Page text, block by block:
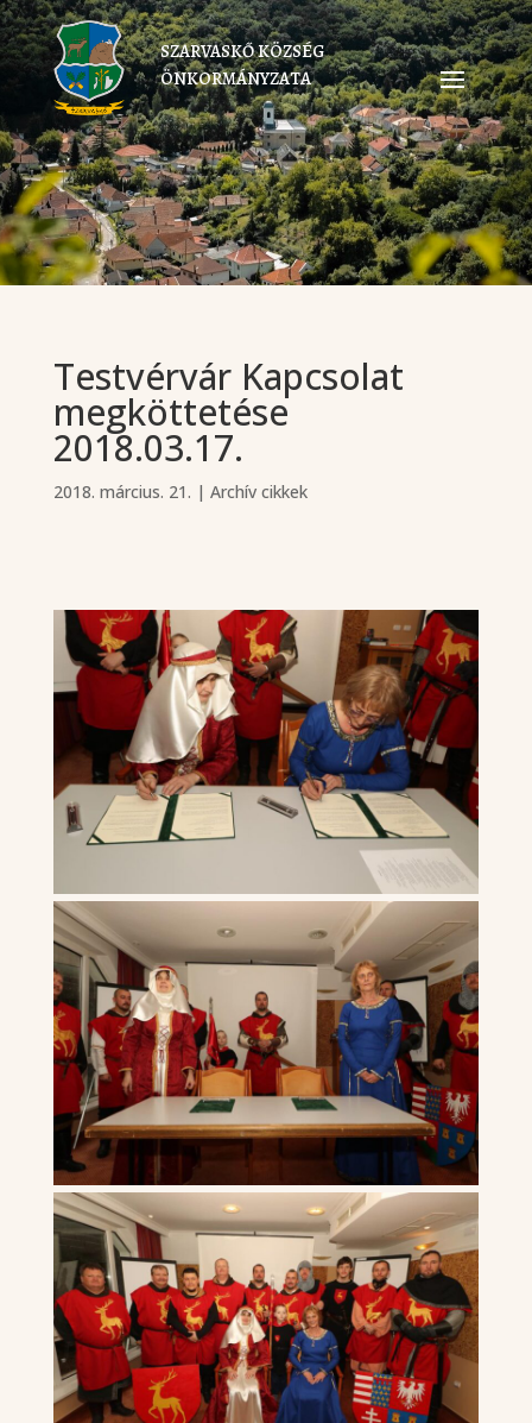
SZARVASKŐ KÖZSÉG
ÖNKORMÁNYZATA
Testvérvár Kapcsolat
megköttetése
2018.03.17.
2018. március. 21. | Archív cikkek